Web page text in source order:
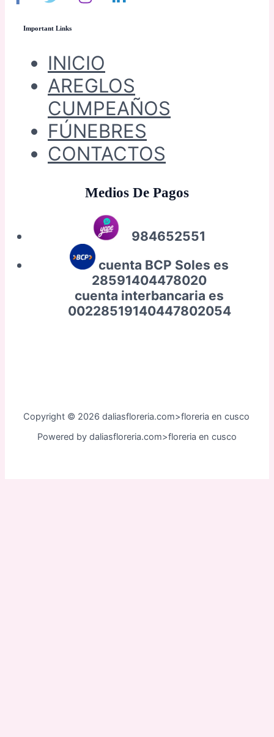
Important Links
INICIO
AREGLOS
CUMPEAÑOS
FÚNEBRES
CONTACTOS
Medios De Pagos
984652551
cuenta BCP Soles es
28591404478020
cuenta interbancaria es
00228519140447802054
Copyright © 2026 daliasfloreria.com>floreria en cusco
Powered by daliasfloreria.com>floreria en cusco